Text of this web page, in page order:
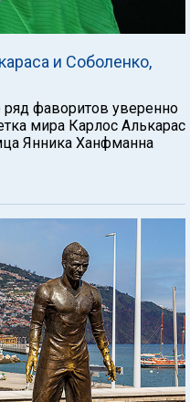
и Соболенко,
фаворитов уверенно
мира Карлос Алькарас
Янника Ханфманна